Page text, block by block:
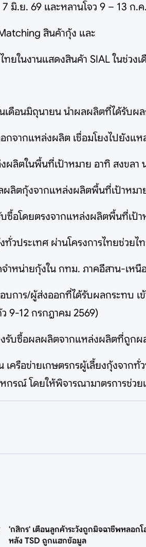
มิ.ย. 69 และหลานโจว 9 – 13 ก.
สินค้ากุ้ง และ
ทยในงานแสดงสินค้า SIAL ในช่วง
เดือนมิถุนายน นำผลผลิตที่ได้รับผ
จากแหล่งผลิต เชื่อมโยงไปยังแห
ลิตในพื้นที่เป้าหมาย อาทิ สงขลา
ผลิตกุ้งจากแหล่งผลิตพื้นที่เป้าหมา
ซื้อโดยตรงจากแหล่งผลิตพื้นที่เป้า
วประเทศ ผ่านโครงการไทยช่วย
ำหน่ายกุ้งใน กทม. ภาคอีสาน-เหนือ
บการ/ผู้ส่งออกที่ได้รับผลกระทบ
9-12 กรกฎาคม 2569)
รับซื้อผลผลิตจากแหล่งผลิตที่ถูกผ
เครือข่ายเกษตรกรผู้เลี้ยงกุ้งจาก
กรณ์ โดยให้พิจารณามาตรการช่ว
'กสิกร' เตือนลูกค้าระวังถูกมิจฉาชีพหลอกโ
หลัง TSD ถูกแฮกข้อมูล